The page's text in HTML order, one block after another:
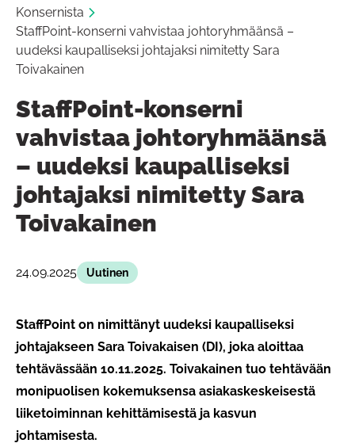
Konsernista
StaffPoint-konserni vahvistaa johtoryhmäänsä –
uudeksi kaupalliseksi johtajaksi nimitetty Sara
Toivakainen
StaffPoint-konserni
vahvistaa johtoryhmäänsä
– uudeksi kaupalliseksi
johtajaksi nimitetty Sara
Toivakainen
24.09.2025 Uutinen
StaffPoint on nimittänyt uudeksi kaupalliseksi
johtajakseen Sara Toivakaisen (DI), joka aloittaa
tehtävässään 10.11.2025. Toivakainen tuo tehtävään
monipuolisen kokemuksensa asiakaskeskeisestä
liiketoiminnan kehittämisestä ja kasvun
johtamisesta.